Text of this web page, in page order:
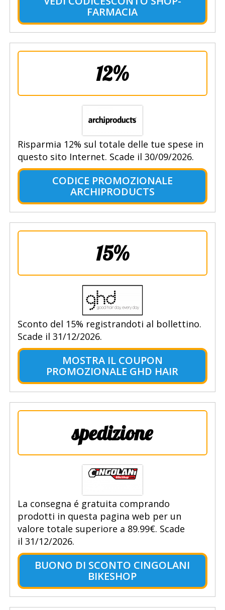
FARMACIA
12%
Risparmia 12% sul totale delle tue spese in
questo sito Internet. Scade il 30/09/2026.
CODICE PROMOZIONALE
ARCHIPRODUCTS
15%
Sconto del 15% registrandoti al bollettino.
Scade il 31/12/2026.
MOSTRA IL COUPON
PROMOZIONALE GHD HAIR
spedizione
La consegna é gratuita comprando
prodotti in questa pagina web per un
valore totale superiore a 89.99€. Scade
il 31/12/2026.
BUONO DI SCONTO CINGOLANI
BIKESHOP